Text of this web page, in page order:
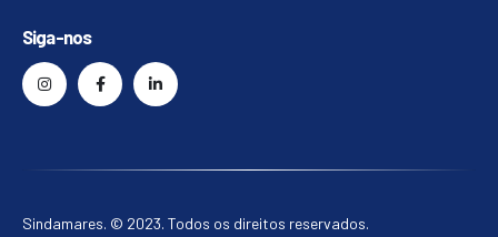
Siga-nos
Sindamares. © 2023. Todos os direitos reservados.